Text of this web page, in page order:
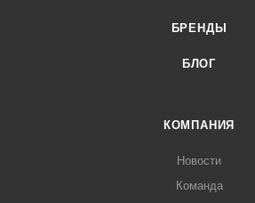
БРЕНДЫ
БЛОГ
КОМПАНИЯ
Новости
Команда